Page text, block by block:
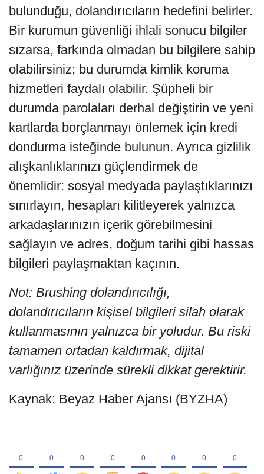
bulunduğu, dolandırıcıların hedefini belirler.
Bir kurumun güvenliği ihlali sonucu bilgiler
sızarsa, farkında olmadan bu bilgilere sahip
olabilirsiniz; bu durumda kimlik koruma
hizmetleri faydalı olabilir. Şüpheli bir
durumda parolaları derhal değiştirin ve yeni
kartlarda borçlanmayı önlemek için kredi
dondurma isteğinde bulunun. Ayrıca gizlilik
alışkanlıklarınızı güçlendirmek de
önemlidir: sosyal medyada paylaştıklarınızı
sınırlayın, hesapları kilitleyerek yalnızca
arkadaşlarınızın içerik görebilmesini
sağlayın ve adres, doğum tarihi gibi hassas
bilgileri paylaşmaktan kaçının.
Not: Brushing dolandırıcılığı,
dolandırıcıların kişisel bilgileri silah olarak
kullanmasının yalnızca bir yoludur. Bu riski
tamamen ortadan kaldırmak, dijital
varlığınız üzerinde sürekli dikkat gerektirir.
Kaynak: Beyaz Haber Ajansı (BYZHA)